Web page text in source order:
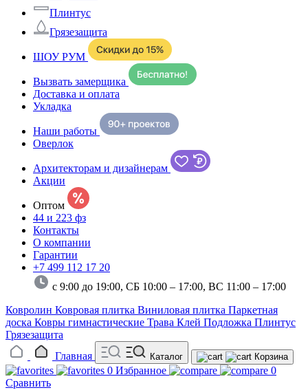
Плинтус
Грязезащита
ШОУ РУМ
Вызвать замерщика
Доставка и оплата
Укладка
Наши работы
Оверлок
Архитекторам и дизайнерам
Акции
Оптом
44 и 223 фз
Контакты
О компании
Гарантии
+7 499 112 17 20
с 9:00 до 19:00, СБ 10:00 – 17:00, ВС 11:00 – 17:00
Ковролин Ковровая плитка Виниловая плитка Паркетная
доска Ковры гимнастические Трава Клей Подложка Плинтус
Грязезащита
Главная
Каталог Корзина
0 Избранное
0
Сравнить